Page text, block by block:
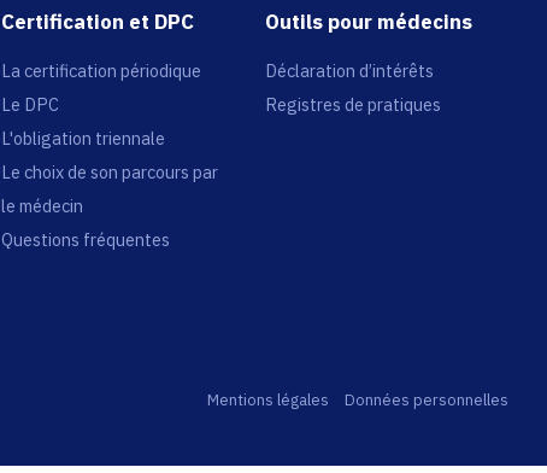
Certification et DPC
La certification périodique
Le DPC
L'obligation triennale
Le choix de son parcours par
le médecin
Questions fréquentes
Outils pour médecins
Déclaration d’intérêts
Registres de pratiques
Mentions légales Données personnelles